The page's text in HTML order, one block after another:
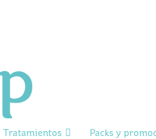
Tratamientos Packs y